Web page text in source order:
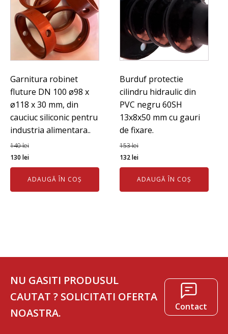
Garnitura robinet
fluture DN 100 ø98 x
ø118 x 30 mm, din
cauciuc siliconic pentru
industria alimentara..
140lei
Prețul
inițial
fost:
130 leiPrețul
curent
este:
130 lei.
ADAUGĂ ÎN COȘ
Burduf protectie
cilindru hidraulic din
PVC negru 60SH
13x8x50 mm cu gauri
de fixare.
153lei
Prețul
inițial
fost:
132leiPrețul
curent
este:
132 lei.
ADAUGĂ ÎN COȘ
NU GASITI PRODUSUL
CAUTAT ? SOLICITATI OFERTA
NOASTRA.
Contact